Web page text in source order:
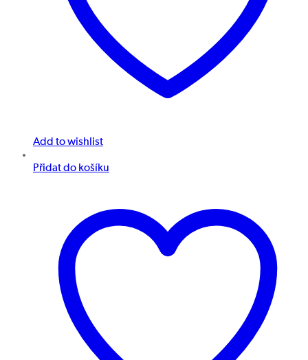
Add to wishlist
Přidat do košíku